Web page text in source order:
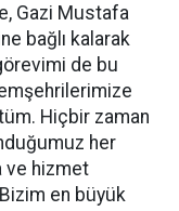
Gazi Mustafa
bağlı kalarak
de bu
Hiçbir zaman
her
ve hizmet
Bizim en büyük